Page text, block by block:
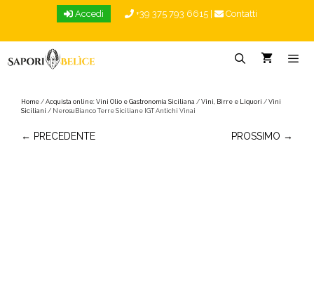
Accedi +39 375 793 6615 Contatti
Home / Acquista online: Vini Olio e Gastronomia Siciliana / Vini, Birre e Liquori / Vini
Siciliani / NerosuBianco Terre Siciliane IGT Antichi Vinai
← PRECEDENTE PROSSIMO →